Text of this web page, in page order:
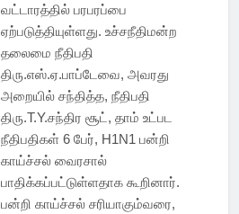
வட்டாரத்தில் பரபரப்பை
ஏற்படுத்தியுள்ளது. உச்சநீதிமன்ற
தலைமை நீதிபதி
திரு.எஸ்.ஏ.பாப்டேவை, அவரது
அறையில் சந்தித்த, நீதிபதி
திரு.T.Y.சந்திர சூட், தாம் உட்பட
நீதிபதிகள் 6 பேர், H1N1 பன்றி
காய்ச்சல் வைரசால்
பாதிக்‍கப்பட்டுள்ளதாக கூறினார்.
பன்றி காய்ச்சல் சரியாகும்வரை,